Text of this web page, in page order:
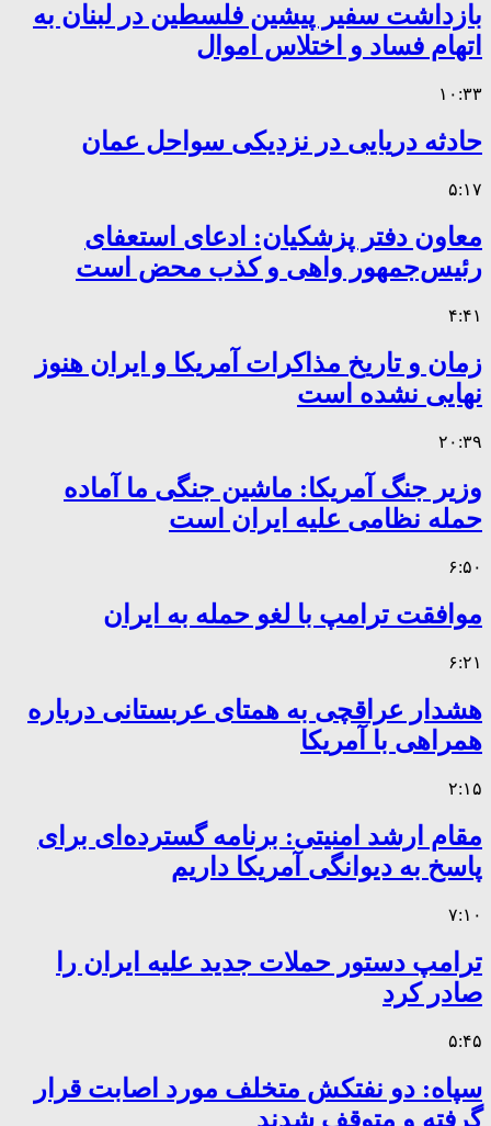
بازداشت سفیر پیشین فلسطین در لبنان به
اتهام فساد و اختلاس اموال
۱۰:۳۳
حادثه دریایی در نزدیکی سواحل عمان
۵:۱۷
معاون دفتر پزشکیان: ادعای استعفای
رئیس‌جمهور واهی و کذب محض است
۴:۴۱
زمان و تاریخ مذاکرات آمریکا و ایران هنوز
نهایی نشده است
۲۰:۳۹
وزیر جنگ آمریکا: ماشین جنگی ما آماده
حمله نظامی علیه ایران است
۶:۵۰
موافقت ترامپ با لغو حمله به ایران
۶:۲۱
هشدار عراقچی به همتای عربستانی درباره
همراهی با آمریکا
۲:۱۵
مقام ارشد امنیتی: برنامه گسترده‌ای برای
پاسخ به دیوانگی آمریکا داریم
۷:۱۰
ترامپ دستور حملات جدید علیه ایران را
صادر کرد
۵:۴۵
سپاه: دو نفتکش متخلف مورد اصابت قرار
گرفته و متوقف شدند